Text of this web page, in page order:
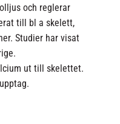
och reglerar
till bl a skelett,
Studier har visat
ut till skelettet.